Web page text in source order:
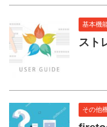
基本機
スト
その他